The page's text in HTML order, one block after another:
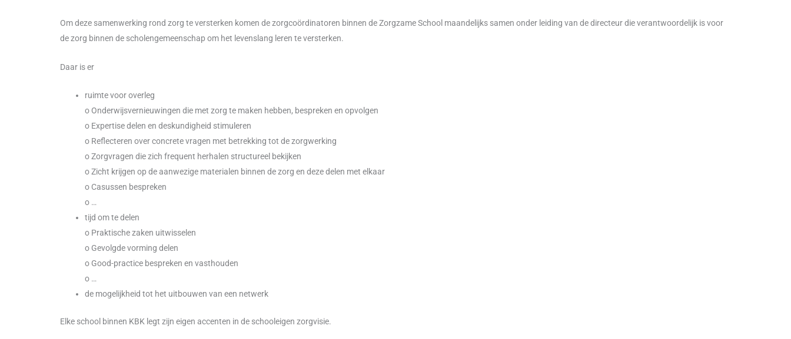
Om deze samenwerking rond zorg te versterken komen de zorgcoördinatoren binnen de Zorgzame School maandelijks samen onder leiding van de directeur die verantwoordelijk is voor
de zorg binnen de scholengemeenschap om het levenslang leren te versterken.
Daar is er
ruimte voor overleg
o Onderwijsvernieuwingen die met zorg te maken hebben, bespreken en opvolgen
o Expertise delen en deskundigheid stimuleren
o Reflecteren over concrete vragen met betrekking tot de zorgwerking
o Zorgvragen die zich frequent herhalen structureel bekijken
o Zicht krijgen op de aanwezige materialen binnen de zorg en deze delen met elkaar
o Casussen bespreken
o …
tijd om te delen
o Praktische zaken uitwisselen
o Gevolgde vorming delen
o Good-practice bespreken en vasthouden
o …
de mogelijkheid tot het uitbouwen van een netwerk
Elke school binnen KBK legt zijn eigen accenten in de schooleigen zorgvisie.